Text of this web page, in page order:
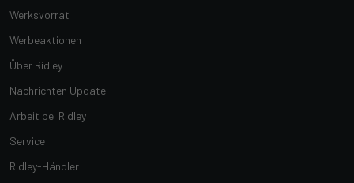
Werksvorrat
Werbeaktionen
Über Ridley
Nachrichten Update
Arbeit bei Ridley
Service
Ridley-Händler